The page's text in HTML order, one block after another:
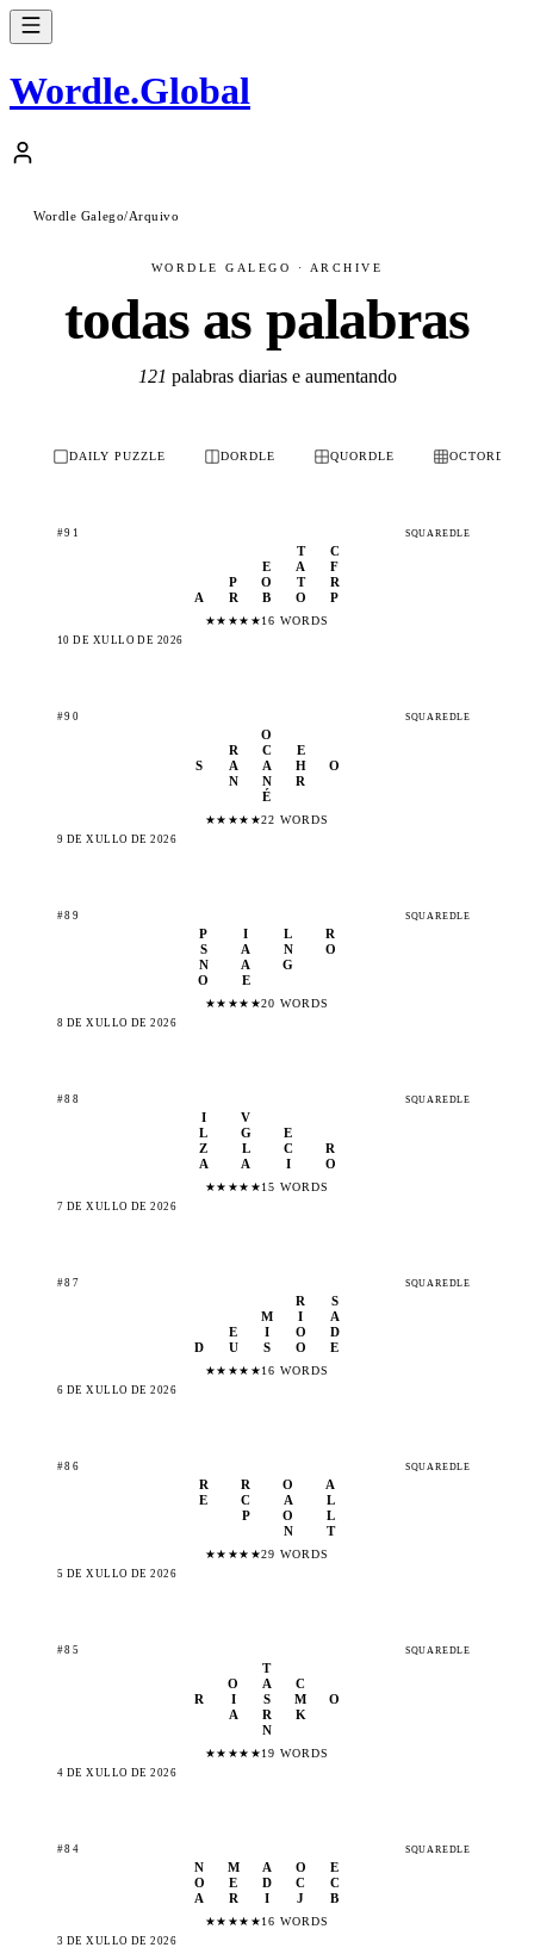
Wordle.Global
Wordle Galego/Arquivo
WORDLE GALEGO · ARCHIVE
todas as palabras
121 palabras diarias e aumentando
DAILY PUZZLE DORDLE QUORDLE OCTORDLE
#91 SQUAREDLE
T
C
E
A
F
P
O T
R
A
R B O P
★★ ★★ ★16 WORDS
10 DE XULLO DE 2026
#90 SQUAREDLE
O
R
C
E
S
A A H
O
N
N
R
É
★★ ★★ ★22 WORDS
9 DE XULLO DE 2026
#89 SQUAREDLE
P I L
R
S
A N
O
N
A
G
O
E
★★ ★★ ★20 WORDS
8 DE XULLO DE 2026
#88 SQUAREDLE
I
V
L
G
E
Z
L C
R
A
A I O
★★ ★★ ★15 WORDS
7 DE XULLO DE 2026
#87 SQUAREDLE
R
S
M
I
A
E
I O
D
D
U S O E
★★ ★★ ★16 WORDS
6 DE XULLO DE 2026
#86 SQUAREDLE
R R O
A
E
C A
L
P
O
L
N
T
★★ ★★ ★29 WORDS
5 DE XULLO DE 2026
#85 SQUAREDLE
T
O
A
C
R
I S M
O
A
R
K
N
★★ ★★ ★19 WORDS
4 DE XULLO DE 2026
#84 SQUAREDLE
N M A O
E
O
E D C
C
A
R I J B
★★ ★★ ★16 WORDS
3 DE XULLO DE 2026